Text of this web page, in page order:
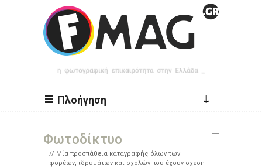
Παράκαμψη προς το κυρίως περιεχόμενο
Πλοήγηση ↓
Φωτοδίκτυο
Μία προσπάθεια καταγραφής όλων των
φορέων, ιδρυμάτων και σχολών που έχουν σχέση